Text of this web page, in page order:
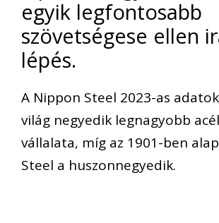
egyik legfontosabb
szövetségese ellen
lépés.
A Nippon Steel 2023-as
világ negyedik legnagyobb
vállalata, míg az 1901-ben
Steel a huszonnegyedik.